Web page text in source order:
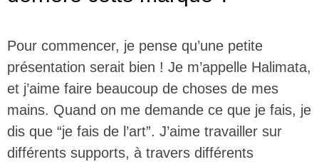
Pour commencer, je pense qu’une petite
présentation serait bien ! Je m’appelle Halimata,
et j’aime faire beaucoup de choses de mes
mains. Quand on me demande ce que je fais, je
dis que “je fais de l’art”. J’aime travailler sur
différents supports, à travers différents